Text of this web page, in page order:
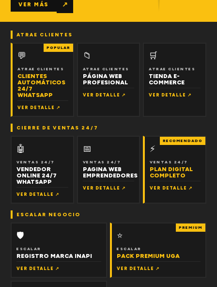
VER MÁS ↗
ATRAE CLIENTES
POPULAR
💬
ATRAE CLIENTES
CLIENTES
AUTOMÁTICOS
24/7
WHATSAPP
VER DETALLE ↗
📁
ATRAE CLIENTES
PÁGINA WEB
PROFESIONAL
VER DETALLE ↗
🛒
ATRAE CLIENTES
TIENDA E-
COMMERCE
VER DETALLE ↗
CIERRE DE VENTAS 24/7
🤖
VENTAS 24/7
VENDEDOR
ONLINE 24/7
WHATSAPP
VER DETALLE ↗
📅
VENTAS 24/7
PAGINA WEB
EMPRENDEDORES
VER DETALLE ↗
RECOMENDADO
⚡
VENTAS 24/7
PLAN DIGITAL
COMPLETO
VER DETALLE ↗
ESCALAR NEGOCIO
🛡
ESCALAR
REGISTRO MARCA INAPI
VER DETALLE ↗
PREMIUM
⭐
ESCALAR
PACK PREMIUM UGA
VER DETALLE ↗